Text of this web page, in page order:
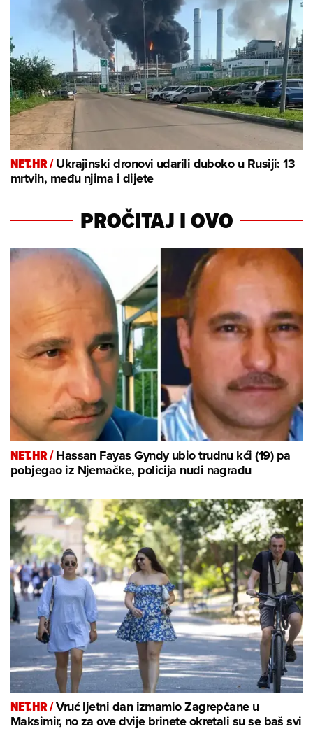
NET.HR /Ukrajinski dronovi udarili duboko u Rusiji: 13
mrtvih, među njima i dijete
PROČITAJ I OVO
NET.HR /Hassan Fayas Gyndy ubio trudnu kći (19) pa
pobjegao iz Njemačke, policija nudi nagradu
NET.HR /Vruć ljetni dan izmamio Zagrepčane u
Maksimir, no za ove dvije brinete okretali su se baš svi